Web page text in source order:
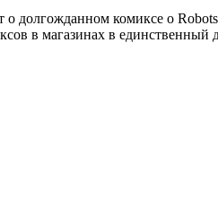
о долгожданном комиксе о
в магазинах в